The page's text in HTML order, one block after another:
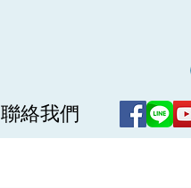
聯絡我們